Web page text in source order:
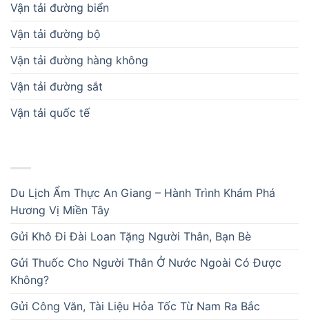
Vận tải đường biển
Vận tải đường bộ
Vận tải đường hàng không
Vận tải đường sắt
Vận tải quốc tế
Du Lịch Ẩm Thực An Giang – Hành Trình Khám Phá
Hương Vị Miền Tây
Gửi Khô Đi Đài Loan Tặng Người Thân, Bạn Bè
Gửi Thuốc Cho Người Thân Ở Nước Ngoài Có Được
Không?
Gửi Công Văn, Tài Liệu Hỏa Tốc Từ Nam Ra Bắc